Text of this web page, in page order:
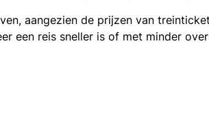
aangezien de prijzen van
een reis sneller is of met minder